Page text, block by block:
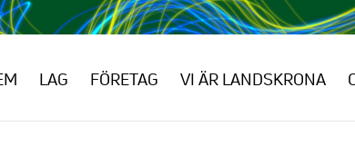
LAG FÖRETAG VI ÄR LANDSKRONA